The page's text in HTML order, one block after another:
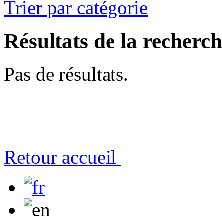
Trier par catégorie
Résultats de la
Pas de résultats.
Retour accueil